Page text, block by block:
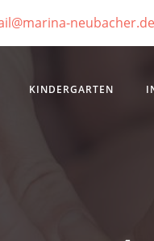
neubacher.de
KINDERGARTEN